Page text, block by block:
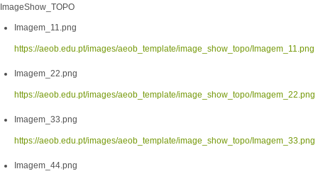
ImageShow_TOPO
Imagem_11.png
https://aeob.edu.pt/images/aeob_template/image_show_topo/Imagem_11.png
Imagem_22.png
https://aeob.edu.pt/images/aeob_template/image_show_topo/Imagem_22.png
Imagem_33.png
https://aeob.edu.pt/images/aeob_template/image_show_topo/Imagem_33.png
Imagem_44.png